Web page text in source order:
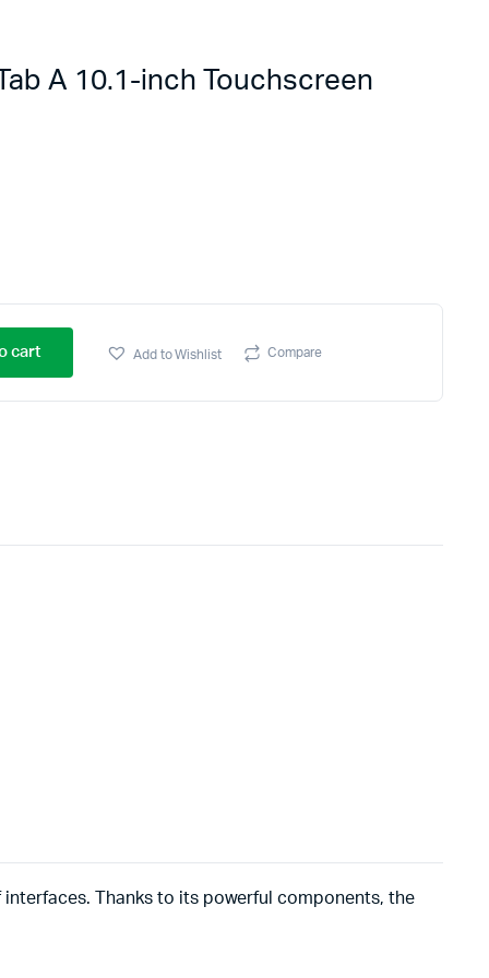
A 10.1-inch Touchscreen
cart Add to Wishlist Compare
Thanks to its powerful components, the